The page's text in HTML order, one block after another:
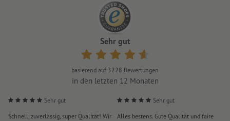
Sehr gut
basierend auf 3228 Bewertungen
in den letzten 12 Monaten
Sehr gut
Schnell, zuverlässig, super Qualität! Wir
Sehr gut
Alles bestens. Gute Qualität und faire